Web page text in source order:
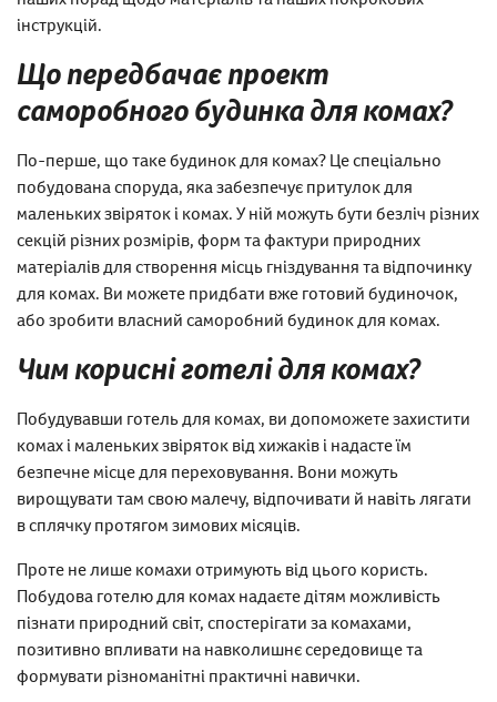
інструкцій.
Що передбачає проект
саморобного будинка для комах?
По-перше, що таке будинок для комах? Це спеціально
побудована споруда, яка забезпечує притулок для
маленьких звіряток і комах. У ній можуть бути безліч різних
секцій різних розмірів, форм та фактури природних
матеріалів для створення місць гніздування та відпочинку
для комах. Ви можете придбати вже готовий будиночок,
або зробити власний саморобний будинок для комах.
Чим корисні готелі для комах?
Побудувавши готель для комах, ви допоможете захистити
комах і маленьких звіряток від хижаків і надасте їм
безпечне місце для переховування. Вони можуть
вирощувати там свою малечу, відпочивати й навіть лягати
в сплячку протягом зимових місяців.
Проте не лише комахи отримують від цього користь.
Побудова готелю для комах надаєте дітям можливість
пізнати природний світ, спостерігати за комахами,
позитивно впливати на навколишнє середовище та
формувати різноманітні практичні навички.